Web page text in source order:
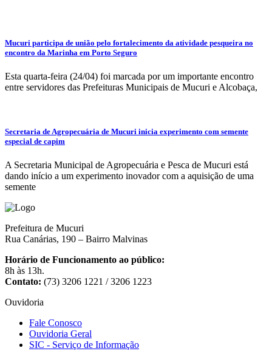
Mucuri participa de união pelo fortalecimento da atividade pesqueira no
encontro da Marinha em Porto Seguro
Esta quarta-feira (24/04) foi marcada por um importante encontro
entre servidores das Prefeituras Municipais de Mucuri e Alcobaça,
Secretaria de Agropecuária de Mucuri inicia experimento com semente
especial de capim
A Secretaria Municipal de Agropecuária e Pesca de Mucuri está
dando início a um experimento inovador com a aquisição de uma
semente
Prefeitura de Mucuri
Rua Canárias, 190 – Bairro Malvinas
Horário de Funcionamento ao público:
8h às 13h.
Contato: (73) 3206 1221 / 3206 1223
Ouvidoria
Fale Conosco
Ouvidoria Geral
SIC - Serviço de Informação